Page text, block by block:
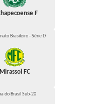
F
Brasileiro - Série D
Mirassol FC
do Brasil Sub-20